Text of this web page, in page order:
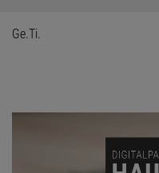
Ge.Ti.